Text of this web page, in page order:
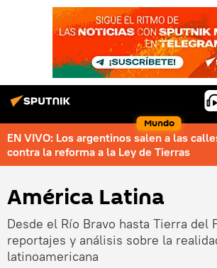
Mundo
EN VIVO: Los argentinos salen a las
contra la reforma a la Ley de Tierras
América Latina
Desde el Río Bravo hasta Tierra del
reportajes y análisis sobre la
latinoamericana